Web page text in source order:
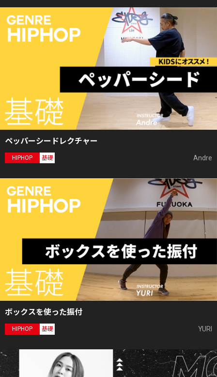
ペッパーシードレクチャー
HIPHOP 基礎 Andre
ボックスを使った振付
HIPHOP 基礎 YURI